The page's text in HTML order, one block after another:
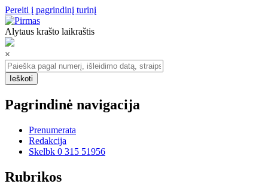
Pereiti į pagrindinį turinį
Alytaus krašto laikraštis
×
Pagrindinė navigacija
Prenumerata
Redakcija
Skelbk 0 315 51956
Rubrikos